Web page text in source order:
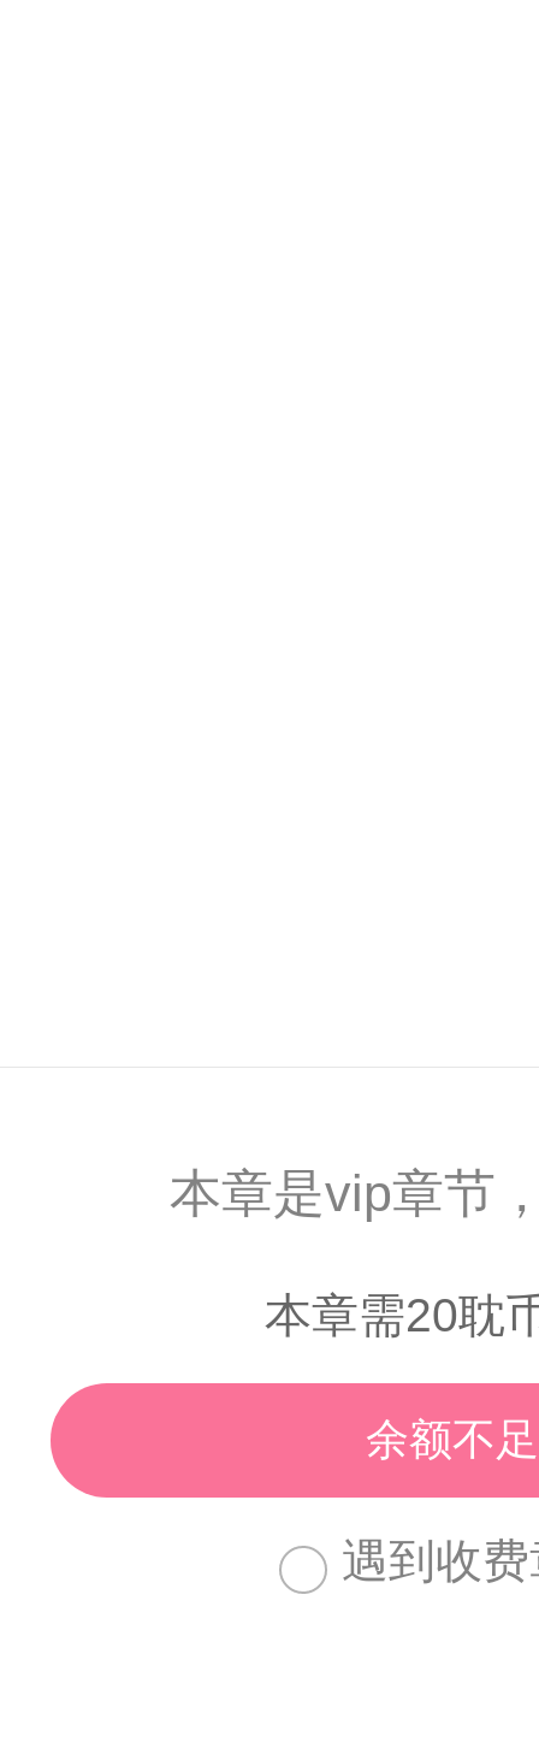
本章是vip章节
本章需20耽
余额不
遇到收